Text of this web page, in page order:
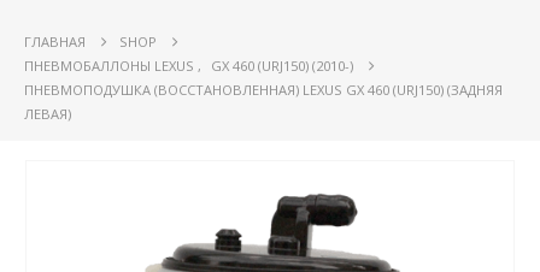
ГЛАВНАЯ
SHOP
ПНЕВМОБАЛЛОНЫ LEXUS ,
GX 460 (URJ150) (2010-)
ПНЕВМОПОДУШКА (ВОССТАНОВЛЕННАЯ) LEXUS GX 460 (URJ150) (ЗАДНЯЯ
ЛЕВАЯ)